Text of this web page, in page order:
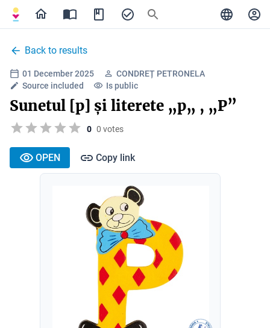
Back to results
01 December 2025
CONDREȚ PETRONELA
Source included
Is public
Sunetul [p] și literete „p„ , „P”
0 0 votes
OPEN Copy link